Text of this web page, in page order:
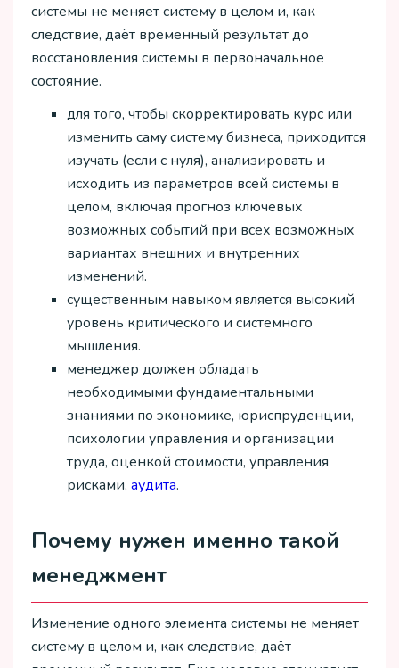
системы не меняет систему в целом и, как
следствие, даёт временный результат до
восстановления системы в первоначальное
состояние.
для того, чтобы скорректировать курс или
изменить саму систему бизнеса, приходится
изучать (если с нуля), анализировать и
исходить из параметров всей системы в
целом, включая прогноз ключевых
возможных событий при всех возможных
вариантах внешних и внутренних
изменений.
существенным навыком является высокий
уровень критического и системного
мышления.
менеджер должен обладать
необходимыми фундаментальными
знаниями по экономике, юриспруденции,
психологии управления и организации
труда, оценкой стоимости, управления
рисками, аудита.
Почему нужен именно такой
менеджмент
Изменение одного элемента системы не меняет
систему в целом и, как следствие, даёт